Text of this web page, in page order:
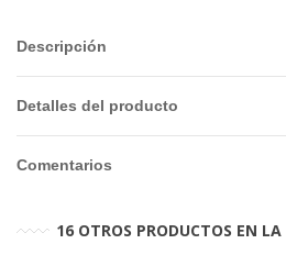
Descripción
Detalles del producto
Comentarios
16 OTROS PRODUCTOS EN